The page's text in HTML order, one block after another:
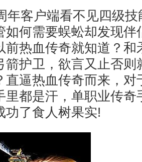
年客户端看不见四级技
如何需要蜈蚣却发现伴
前热血传奇就知道？和
箭护卫，欲言又止否则
直逼热血传奇而来，对
里都是汗，单职业传奇
功了食人树果实!